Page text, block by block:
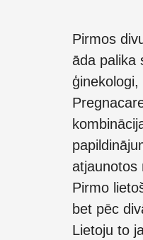
Pirmos
āda palika
atjaunotos
Pirmo
bet pēc
Lietoju to